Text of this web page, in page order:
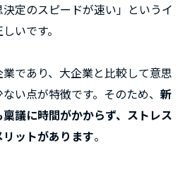
定のスピードが速い」というイ
いです。
であり、大企業と比較して意思
い点が特徴です。そのため、 新
議に時間がかからず、ストレス
ットがあります。